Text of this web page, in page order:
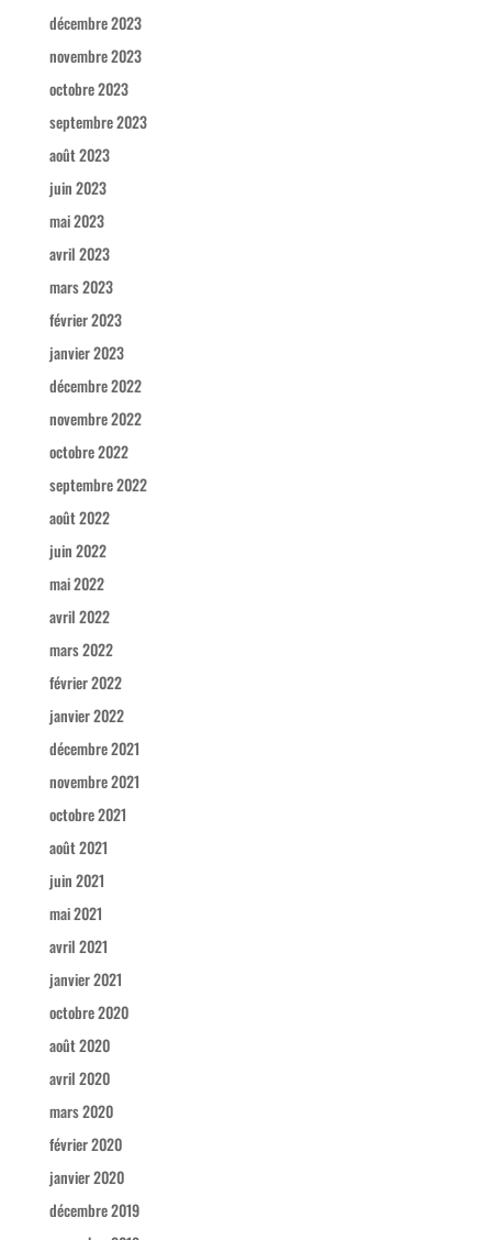
décembre 2023
novembre 2023
octobre 2023
septembre 2023
août 2023
juin 2023
mai 2023
avril 2023
mars 2023
février 2023
janvier 2023
décembre 2022
novembre 2022
octobre 2022
septembre 2022
août 2022
juin 2022
mai 2022
avril 2022
mars 2022
février 2022
janvier 2022
décembre 2021
novembre 2021
octobre 2021
août 2021
juin 2021
mai 2021
avril 2021
janvier 2021
octobre 2020
août 2020
avril 2020
mars 2020
février 2020
janvier 2020
décembre 2019